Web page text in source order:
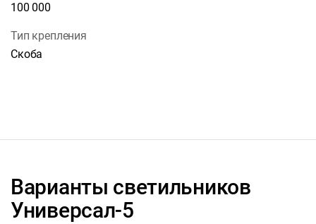
100 000
Тип крепления
Скоба
Варианты светильников
Универсал-5